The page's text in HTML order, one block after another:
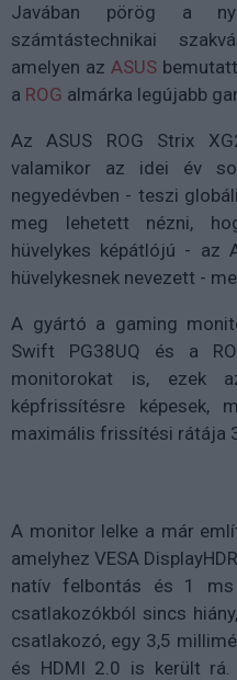
Javában pörög a
számtástechnikai
amelyen az ASUS
a ROG almárka legújabb
Az ASUS ROG Strix
valamikor az idei év
negyedévben - teszi
meg lehetett nézni,
hüvelykes képátlójú - az
hüvelykesnek nevezett -
A gyártó a gaming
Swift PG38UQ és a
monitorokat is, ezek
képfrissítésre képesek,
maximális frissítési rátája
A monitor lelke a már
amelyhez VESA
natív felbontás és 1
csatlakozókból sincs
csatlakozó, egy 3,5
és HDMI 2.0 is került